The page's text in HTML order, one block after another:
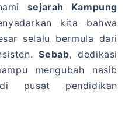
sejarah Kampung
kita bahwa
selalu bermula dari
Sebab, dedikasi
mengubah nasib
pusat pendidikan